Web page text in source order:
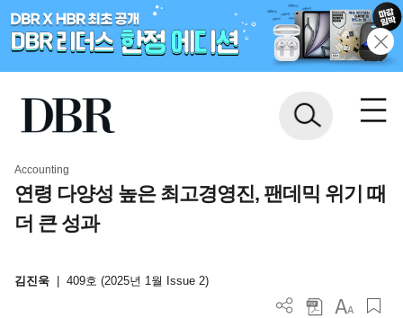
Accounting
연령 다양성 높은 최고경영진, 팬데믹 위기 때
더 큰 성과
김진욱 409호 (2025년 1월 Issue 2)